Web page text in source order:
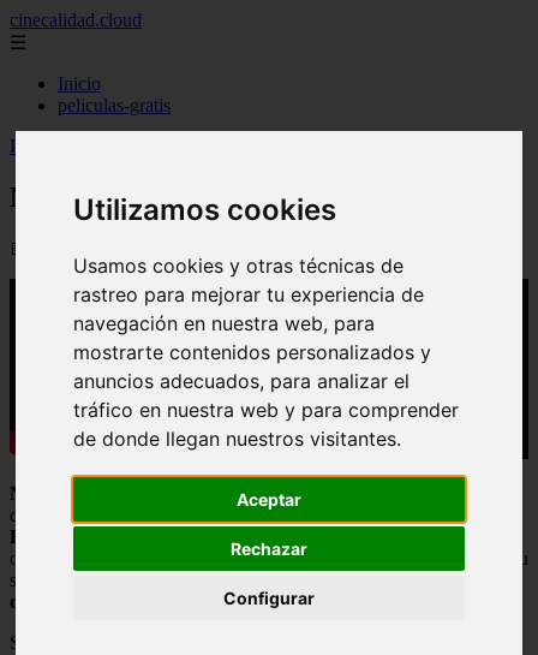
Utilizamos cookies
Usamos cookies y otras técnicas de
rastreo para mejorar tu experiencia de
navegación en nuestra web, para
mostrarte contenidos personalizados y
anuncios adecuados, para analizar el
tráfico en nuestra web y para comprender
de donde llegan nuestros visitantes.
Aceptar
Rechazar
Configurar
cinecalidad.cloud
☰
Inicio
peliculas-gratis
Inicio
Noche De Lobos - Final Explicado
📅 07/09/2025
Noche de Lobos
es una película intensa y llena de misterio que ha
dejado a muchos espectadores preguntándose sobre su final. En
Final Explicado
obra cinematográfica para desentrañar todos sus secretos y revelar su
significado oculto. ¡Prepárate para descubrir la verdad tras la
de lobos
Sinopsis de la película "Noche de lobos"